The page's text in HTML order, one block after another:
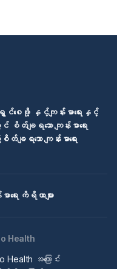
င်စေဖို့ နှင့်ကျန်းမာရေးနှင့်
ချရသော ကျန်းမာရေး
ျရသော ကျန်းမာရေး
ာရေး ကိရိယာများ
Health
Health အကြောင်း